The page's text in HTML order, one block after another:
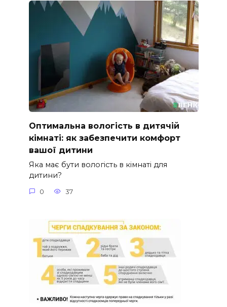
Оптимальна вологість в дитячій
кімнаті: як забезпечити комфорт
вашої дитини
Яка має бути вологість в кімнаті для
дитини?
0 37